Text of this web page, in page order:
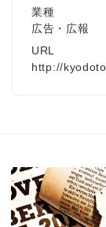
業種
広告・広報
URL
http://